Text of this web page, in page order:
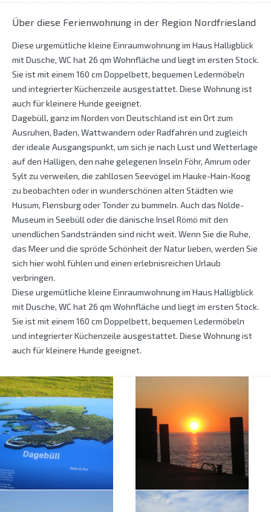
Über diese Ferienwohnung in der Region Nordfriesland
Diese urgemütliche kleine Ein­raum­wohnung im Haus Halligblick
mit Dusche, WC hat 26 qm Wohnfläche und liegt im ersten Stock.
Sie ist mit einem 160 cm Doppelbett, bequemen Ledermöbeln
und integrierter Küchenzeile ausgestattet. Diese Wohnung ist
auch für kleinere Hunde geeignet.
Dagebüll, ganz im Norden von Deutschland ist ein Ort zum
Ausruhen, Baden, Wattwandern oder Radfahren und zugleich
der ideale Ausgangspunkt, um sich je nach Lust und Wetterlage
auf den Halligen, den nahe gelegenen Inseln Föhr, Amrum oder
Sylt zu verweilen, die zahllosen Seevögel im Hauke-Hain-Koog
zu beobachten oder in wunderschönen alten Städten wie
Husum, Flensburg oder Tonder zu bummeln. Auch das Nolde-
Museum in Seebüll oder die dänische Insel Römö mit den
unendlichen Sandstränden sind nicht weit. Wenn Sie die Ruhe,
das Meer und die spröde Schönheit der Natur lieben, werden Sie
sich hier wohl fühlen und einen erlebnisreichen Urlaub
verbringen.
Diese urgemütliche kleine Ein­raum­wohnung im Haus Halligblick
mit Dusche, WC hat 26 qm Wohnfläche und liegt im ersten Stock.
Sie ist mit einem 160 cm Doppelbett, bequemen Ledermöbeln
und integrierter Küchenzeile ausgestattet. Diese Wohnung ist
auch für kleinere Hunde geeignet.